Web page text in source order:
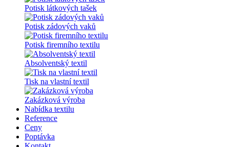
Potisk látkových tašek
Potisk zádových vaků
Potisk firemního textilu
Absolventský textil
Tisk na vlastní textil
Zakázková výroba
Nabídka textilu
Reference
Ceny
Poptávka